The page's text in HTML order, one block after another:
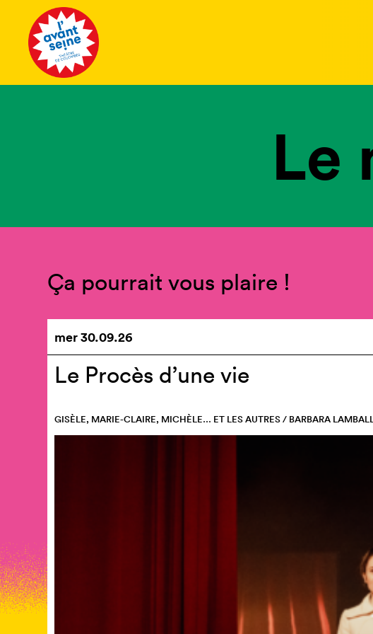
Le
Ça pourrait vous plaire !
mer30.09.26
Le Procès d’une vie
GISÈLE, MARIE-CLAIRE, MICHÈLE… ET LES AUTRES / BARBARA